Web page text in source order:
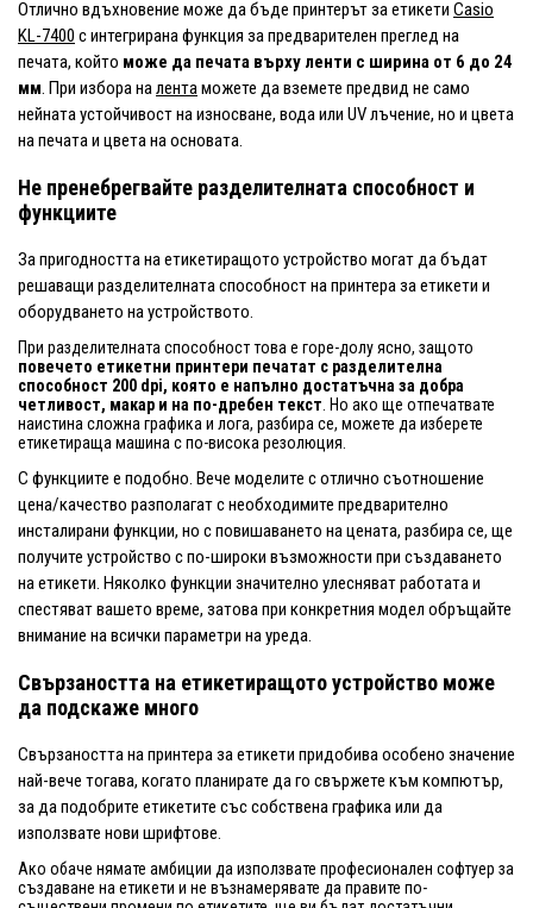
Отлично вдъхновение може да бъде принтерът за етикети Casio
KL-7400 с интегрирана функция за предварителен преглед на
печата, който може да печата върху ленти с ширина от 6 до 24
мм. При избора налентаможете да вземете предвид не само
нейната устойчивост на износване, вода или UV лъчение, но и цвета
на печата и цвета на основата.
Не пренебрегвайте разделителната способност и
функциите
За пригодността на етикетиращото устройство могат да бъдат
решаващи разделителната способност на принтера за етикети и
оборудването на устройството.
При разделителната способност това е горе-долу ясно, защото
повечето етикетни принтери печатат с разделителна
способност 200 dpi, която е напълно достатъчна за добра
четливост, макар и на по-дребен текст. Но ако ще отпечатвате
наистина сложна графика и лога, разбира се, можете да изберете
етикетираща машина с по-висока резолюция.
С функциите е подобно. Вече моделите с отлично съотношение
цена/качество разполагат с необходимите предварително
инсталирани функции, но с повишаването на цената, разбира се, ще
получите устройство с по-широки възможности при създаването
на етикети. Няколко функции значително улесняват работата и
спестяват вашето време, затова при конкретния модел обръщайте
внимание на всички параметри на уреда.
Свързаността на етикетиращото устройство може
да подскаже много
Свързаността на принтера за етикети придобива особено значение
най-вече тогава, когато планирате да го свържете към компютър,
за да подобрите етикетите със собствена графика или да
използвате нови шрифтове.
Ако обаче нямате амбиции да използвате професионален софтуер за
създаване на етикети и не възнамерявате да правите по-